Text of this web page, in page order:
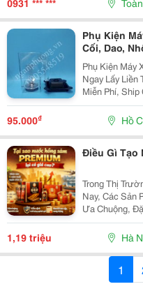
0931 *** ***
Phụ Kiện
Cối, Dao,
Phụ Kiện Máy
Ngay Lấy Liền Trong
Miễn Phí, Ship Cod Toàn
Lưỡi Dao: 75.000 - Que Khuấy: 95.000 -
- Lưỡi Dao 6
95.000₫ Hồ
Điều Gì Tạo
Trong Thị
Nay, Các Sản
Ưa Chuộng,
Khi Tìm Hiểu
Nước Hồng
Cao Và Đặt
1,19 triệu Hà
1